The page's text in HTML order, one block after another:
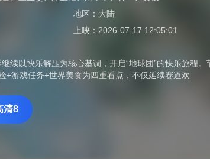
地区： 大陆
上映： 2026-07-17 12:05:01
继续以快乐解压为核心基调，开启“地球团”的快乐旅程
+游戏任务+世界美食为四重看点，不仅延续赛道欢
清8